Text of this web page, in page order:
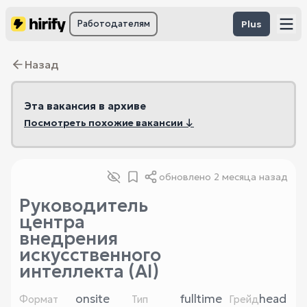
Работодателям Plus
Назад
Эта вакансия в архиве
Посмотреть похожие вакансии ↓
обновлено 2 месяца назад
Руководитель
центра
внедрения
искусственного
интеллекта (AI)
Формат onsite Тип fulltime Грейдhead